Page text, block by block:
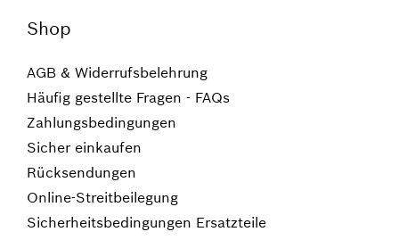
Shop
AGB & Widerrufsbelehrung
Häufig gestellte Fragen - FAQs
Zahlungsbedingungen
Sicher einkaufen
Rücksendungen
Online-Streitbeilegung
Sicherheitsbedingungen Ersatzteile